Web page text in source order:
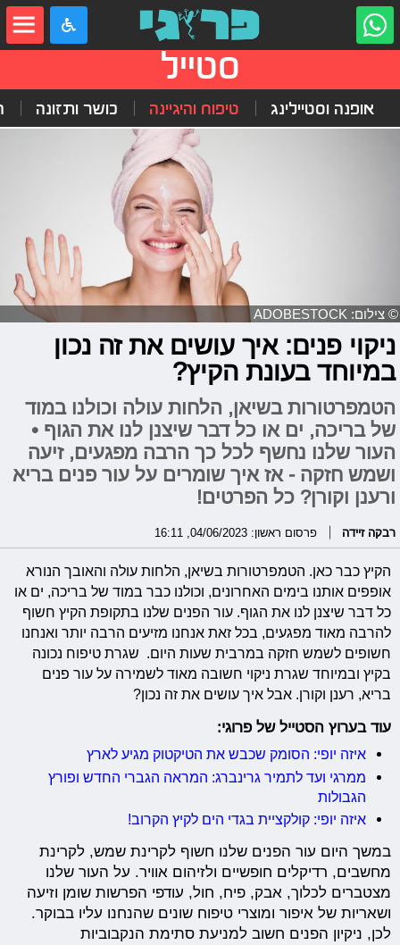
סטייל
אופנה וסטיילינג טיפוח והיגיינה כושר ותזונה
© צילום: ADOBESTOCK
ניקוי פנים: איך עושים את זה נכון
במיוחד בעונת הקיץ?
הטמפרטורות בשיאן, הלחות עולה וכולנו במוד
של בריכה, ים או כל דבר שיצנן לנו את הגוף •
העור שלנו נחשף לכל כך הרבה מפגעים, זיעה
ושמש חזקה - אז איך שומרים על עור פנים בריא
ורענן וקורן? כל הפרטים!
רבקה זיידה פרסום ראשון: 04/06/2023, 16:11
הקיץ כבר כאן. הטמפרטורות בשיאן, הלחות עולה והאובך הנורא
אופפים אותנו בימים האחרונים, וכולנו כבר במוד של בריכה, ים או
כל דבר שיצנן לנו את הגוף. עור הפנים שלנו בתקופת הקיץ חשוף
להרבה מאוד מפגעים, בכל זאת אנחנו מזיעים הרבה יותר ואנחנו
חשופים לשמש חזקה במרבית שעות היום. שגרת טיפוח נכונה
בקיץ ובמיוחד שגרת ניקוי חשובה מאוד לשמירה על עור פנים
בריא, רענן וקורן. אבל איך עושים את זה נכון?
עוד בערוץ הסטייל של פרוגי:
איזה יופי: הסומק שכבש את הטיקטוק מגיע לארץ
ממרגי ועד לתמיר גרינברג: המראה הגברי החדש ופורץ
הגבולות
איזה יופי: קולקציית בגדי הים לקיץ הקרוב!
במשך היום עור הפנים שלנו חשוף לקרינת שמש, לקרינת
מחשבים, רדיקלים חופשיים ולזיהום אוויר. על העור שלנו
מצטברים לכלוך, אבק, פיח, חול, עודפי הפרשות שומן וזיעה
ושאריות של איפור ומוצרי טיפוח שונים שהנחנו עליו בבוקר.
לכן, ניקיון הפנים חשוב למניעת סתימת הנקבוביות